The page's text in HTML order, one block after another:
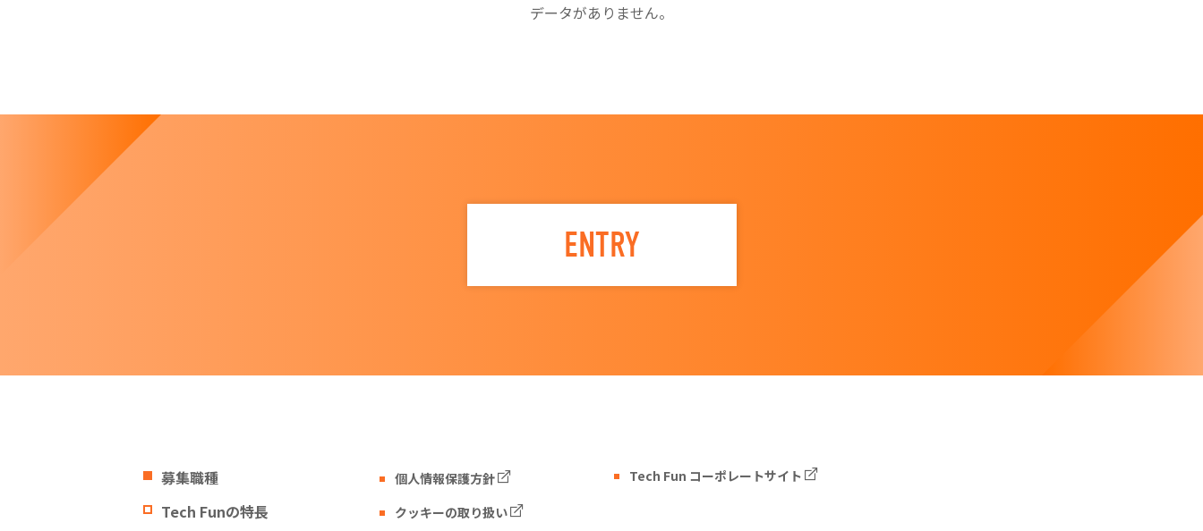
データがありません。
ENTRY
募集職種
Tech Funの特長
個人情報保護方針
クッキーの取り扱い
Tech Fun コーポレートサイト